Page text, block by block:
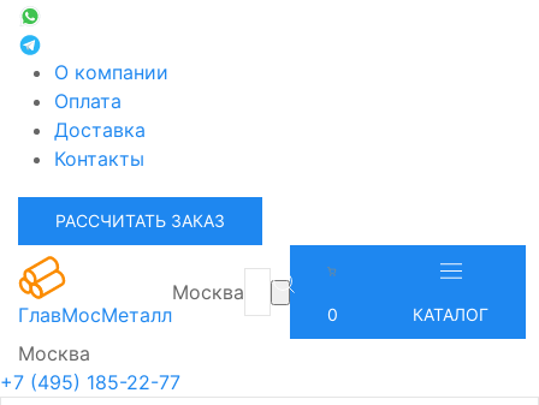
О компании
Оплата
Доставка
Контакты
РАССЧИТАТЬ ЗАКАЗ
ГлавМосМеталл
Москва
0 КАТАЛОГ
Москва
+7 (495) 185-22-77